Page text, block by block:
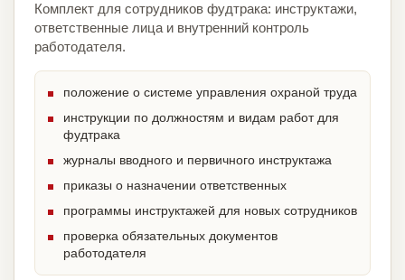
Комплект для сотрудников фудтрака: инструктажи,
ответственные лица и внутренний контроль
работодателя.
положение о системе управления охраной труда
инструкции по должностям и видам работ для
фудтрака
журналы вводного и первичного инструктажа
приказы о назначении ответственных
программы инструктажей для новых сотрудников
проверка обязательных документов
работодателя